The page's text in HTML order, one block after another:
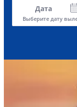
Дата
Выберите дату